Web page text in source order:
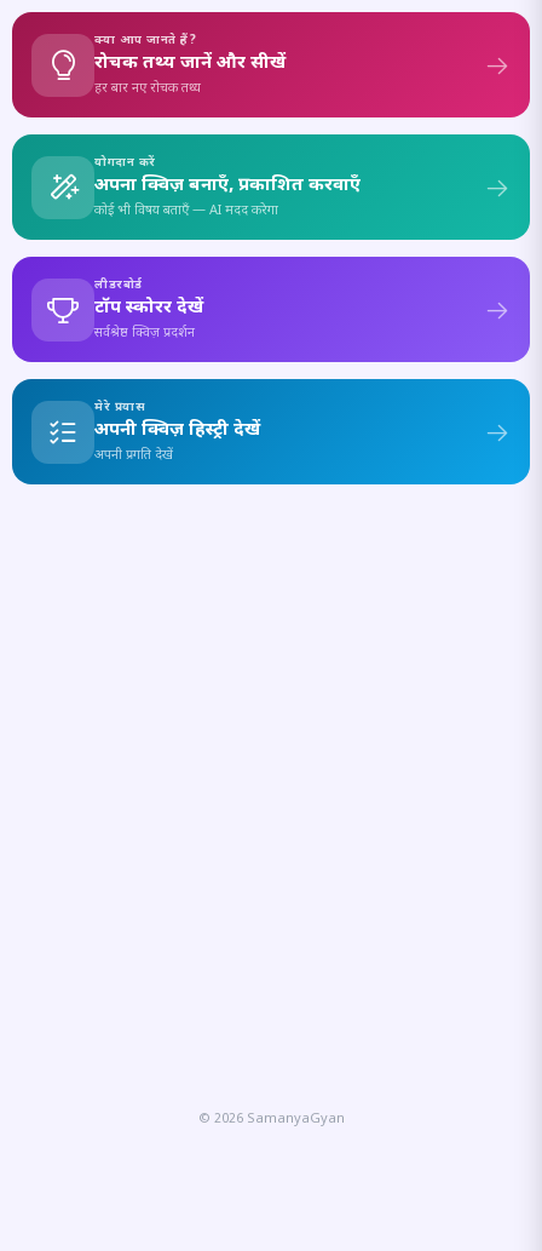
क्या आप जानते हैं?
रोचक तथ्य जानें और सीखें
हर बार नए रोचक तथ्य
योगदान करें
अपना क्विज़ बनाएँ, प्रकाशित करवाएँ
कोई भी विषय बताएँ — AI मदद करेगा
लीडरबोर्ड
टॉप स्कोरर देखें
सर्वश्रेष्ठ क्विज़ प्रदर्शन
मेरे प्रयास
अपनी क्विज़ हिस्ट्री देखें
अपनी प्रगति देखें
© 2026 SamanyaGyan